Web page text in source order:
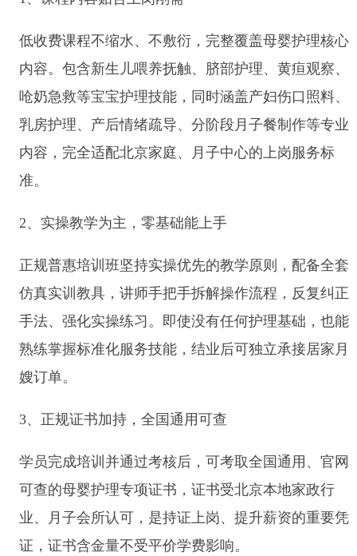
低收费课程不缩水、不敷衍，完整覆盖母婴护理核心
内容。包含新生儿喂养抚触、脐部护理、黄疸观察、
呛奶急救等宝宝护理技能，同时涵盖产妇伤口照料、
乳房护理、产后情绪疏导、分阶段月子餐制作等专业
内容，完全适配北京家庭、月子中心的上岗服务标
准。
2、实操教学为主，零基础能上手
正规普惠培训班坚持实操优先的教学原则，配备全套
仿真实训教具，讲师手把手拆解操作流程，反复纠正
手法、强化实操练习。即使没有任何护理基础，也能
熟练掌握标准化服务技能，结业后可独立承接居家月
嫂订单。
3、正规证书加持，全国通用可查
学员完成培训并通过考核后，可考取全国通用、官网
可查的母婴护理专项证书，证书受北京本地家政行
业、月子会所认可，是持证上岗、提升薪资的重要凭
证，证书含金量不受平价学费影响。